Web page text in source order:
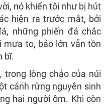
nó khiến tôi như bị hút
hiện ra trước mắt, bởi
những phiến đá chắc
mưa to, bảo lớn vẫn tồn
bĩ.
trong lòng chảo của núi
cánh rừng nguyên sinh
hai người ôm. Khi còn